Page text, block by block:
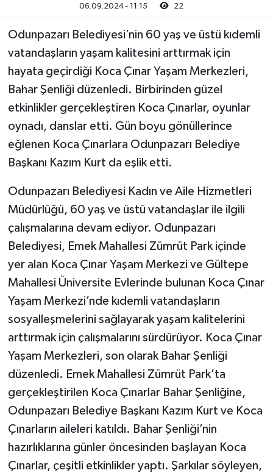
06.09.2024 - 11:15
22
Odunpazarı Belediyesi’nin 60 yaş ve üstü kıdemli
vatandaşların yaşam kalitesini arttırmak için
hayata geçirdiği Koca Çınar Yaşam Merkezleri,
Bahar Şenliği düzenledi. Birbirinden güzel
etkinlikler gerçekleştiren Koca Çınarlar, oyunlar
oynadı, danslar etti. Gün boyu gönüllerince
eğlenen Koca Çınarlara Odunpazarı Belediye
Başkanı Kazım Kurt da eşlik etti.
Odunpazarı Belediyesi Kadın ve Aile Hizmetleri
Müdürlüğü, 60 yaş ve üstü vatandaşlar ile ilgili
çalışmalarına devam ediyor. Odunpazarı
Belediyesi, Emek Mahallesi Zümrüt Park içinde
yer alan Koca Çınar Yaşam Merkezi ve Gültepe
Mahallesi Üniversite Evlerinde bulunan Koca Çınar
Yaşam Merkezi’nde kıdemli vatandaşların
sosyalleşmelerini sağlayarak yaşam kalitelerini
arttırmak için çalışmalarını sürdürüyor. Koca Çınar
Yaşam Merkezleri, son olarak Bahar Şenliği
düzenledi. Emek Mahallesi Zümrüt Park’ta
gerçekleştirilen Koca Çınarlar Bahar Şenliğine,
Odunpazarı Belediye Başkanı Kazım Kurt ve Koca
Çınarların aileleri katıldı. Bahar Şenliği’nin
hazırlıklarına günler öncesinden başlayan Koca
Çınarlar, çeşitli etkinlikler yaptı. Şarkılar söyleyen,